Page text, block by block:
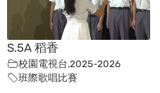
S.5A 稻香
校園電視台,2025-2026
班際歌唱比賽